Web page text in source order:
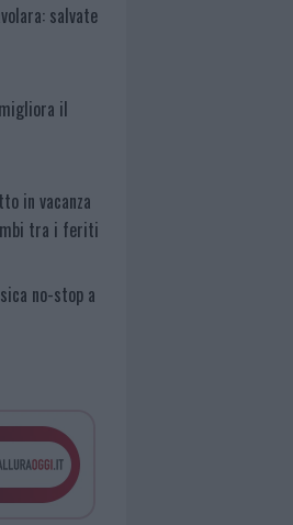
salvate
il
in vacanza
tra i feriti
no-stop a